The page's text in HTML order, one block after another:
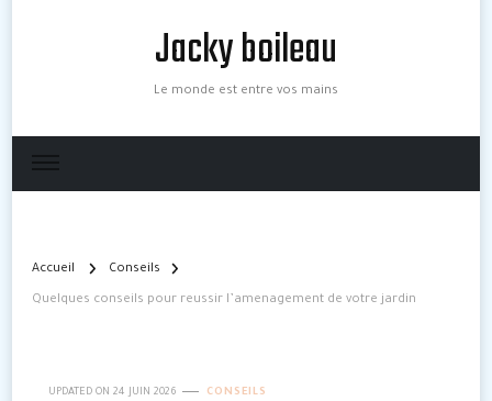
Jacky boileau
Le monde est entre vos mains
Accueil Conseils
Quelques conseils pour reussir l’amenagement de votre jardin
UPDATED ON 24 JUIN 2026 CONSEILS